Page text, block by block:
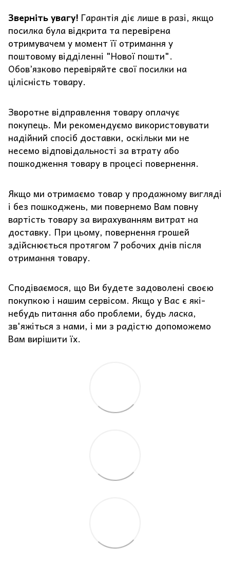
Зверніть увагу! Гарантія діє лише в разі, якщо
посилка була відкрита та перевірена
отримувачем у момент її отримання у
поштовому відділенні "Нової пошти".
Обов’язково перевіряйте свої посилки на
цілісність товару.
Зворотне відправлення товару оплачує
покупець. Ми рекомендуємо використовувати
надійний спосіб доставки, оскільки ми не
несемо відповідальності за втрату або
пошкодження товару в процесі повернення.
Якщо ми отримаємо товар у продажному вигляді
і без пошкоджень, ми повернемо Вам повну
вартість товару за вирахуванням витрат на
доставку. При цьому, повернення грошей
здійснюється протягом 7 робочих днів після
отримання товару.
Сподіваємося, що Ви будете задоволені своєю
покупкою і нашим сервісом. Якщо у Вас є які-
небудь питання або проблеми, будь ласка,
зв'яжіться з нами, і ми з радістю допоможемо
Вам вирішити їх.